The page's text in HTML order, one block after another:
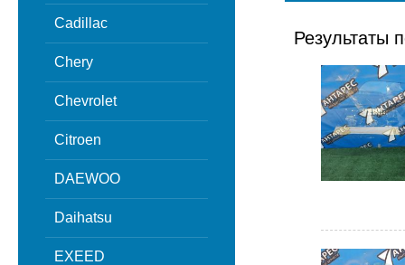
Cadillac
Chery
Chevrolet
Citroen
DAEWOO
Daihatsu
EXEED
Результаты